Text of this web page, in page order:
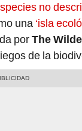
no
una ‘isla
porThe
de la